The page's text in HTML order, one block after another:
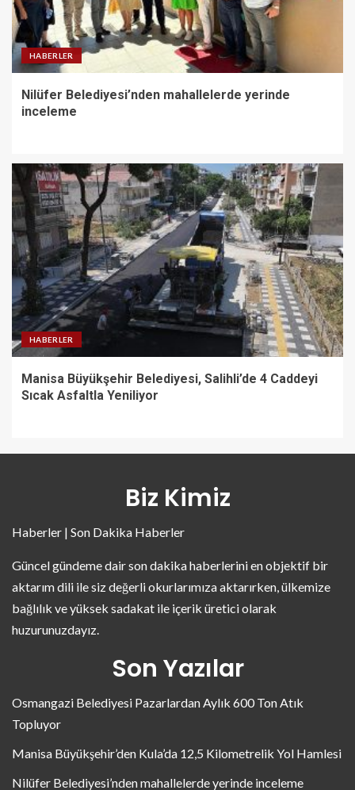
HABERLER
Nilüfer Belediyesi’nden mahallelerde yerinde
inceleme
HABERLER
Manisa Büyükşehir Belediyesi, Salihli’de 4 Caddeyi
Sıcak Asfaltla Yeniliyor
Biz Kimiz
Haberler | Son Dakika Haberler
Güncel gündeme dair son dakika haberlerini en objektif bir
aktarım dili ile siz değerli okurlarımıza aktarırken, ülkemize
bağlılık ve yüksek sadakat ile içerik üretici olarak
huzurunuzdayız.
Son Yazılar
Osmangazi Belediyesi Pazarlardan Aylık 600 Ton Atık
Topluyor
Manisa Büyükşehir’den Kula’da 12,5 Kilometrelik Yol Hamlesi
Nilüfer Belediyesi’nden mahallelerde yerinde inceleme